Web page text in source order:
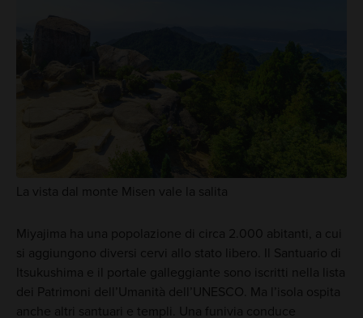
La vista dal monte Misen vale la salita
Miyajima ha una popolazione di circa 2.000 abitanti, a cui
si aggiungono diversi cervi allo stato libero. Il Santuario di
Itsukushima e il portale galleggiante sono iscritti nella lista
dei Patrimoni dell’Umanità dell’UNESCO. Ma l’isola ospita
anche altri santuari e templi. Una funivia conduce